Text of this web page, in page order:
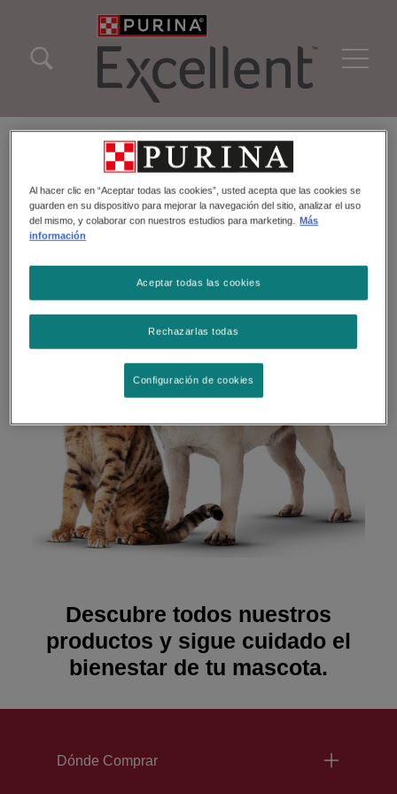
Menu Secundario Excellent
Menu Principal Excellent
Queremos que sigas
protegiendo a tu mascota
con los mejores cuidados.
Descubre todos nuestros
productos y sigue cuidado el
bienestar de tu mascota.
Dónde Comprar
Al hacer clic en “Aceptar todas las cookies”, usted acepta que las cookies se
guarden en su dispositivo para mejorar la navegación del sitio, analizar el uso
del mismo, y colaborar con nuestros estudios para marketing. Más
información
Rechazarlas todas
Aceptar todas las cookies
Configuración de cookies